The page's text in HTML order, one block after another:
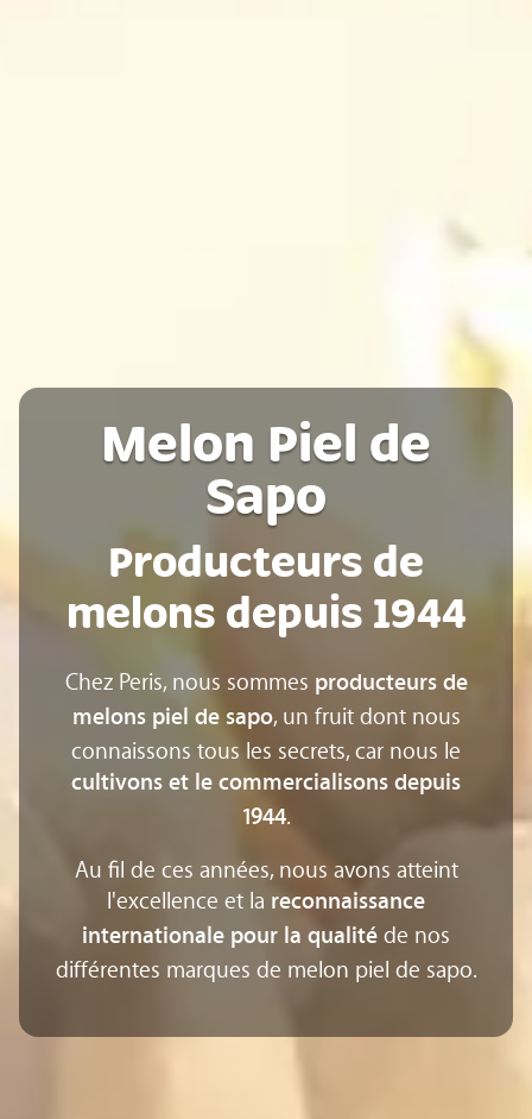
Melon Piel de
Sapo
Producteurs de
melons depuis 1944
Chez Peris, nous sommes producteurs de
melons piel de sapo, un fruit dont nous
connaissons tous les secrets, car nous le
cultivons et le commercialisons depuis
1944.
Au fil de ces années, nous avons atteint
l'excellence et la reconnaissance
internationale pour la qualitéde nos
différentes marques de melon piel de sapo.